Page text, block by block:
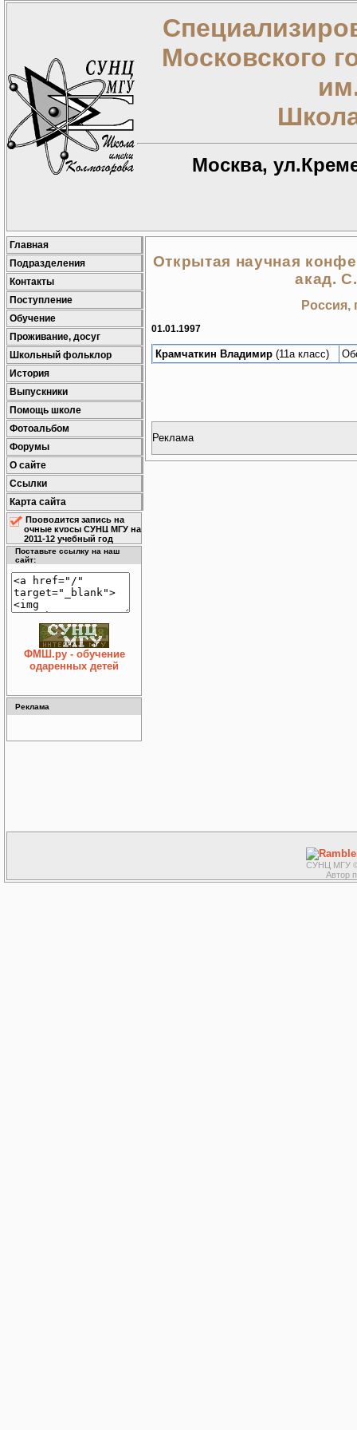
Московского
Москва,
Главная
Подразделения
Контакты
Поступление
Обучение
Проживание, досуг
Школьный фольклор
История
Выпускники
Помощь школе
Фотоальбом
Форумы
О сайте
Ссылки
Карта сайта
Проводится запись на
очные курсы СУНЦ МГУ на
2011-12 учебный год
Поставьте ссылку на наш
сайт:
ФМШ.ру - обучение
одаренных детей
Реклама
Открытая научная
акад.
Россия,
01.01.1997
Крамчаткин Владимир (11а класс)
Реклама
СУНЦ МГУ ©
Автор